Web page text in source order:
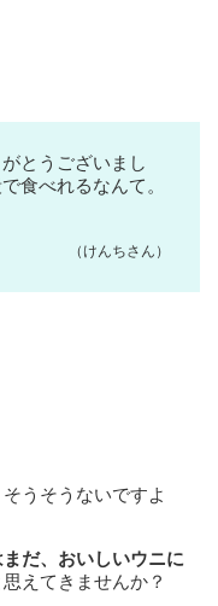
とうございまし
食べれるなんて。
（けんちさん）
うそうないですよ
まだ、おいしいウニに
思えてきませんか？